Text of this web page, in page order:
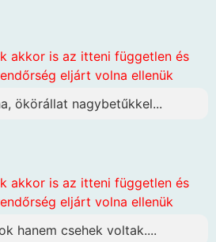
akkor is az itteni független és
eljárt volna ellenük
ökörállat nagybetűkkel...
akkor is az itteni független és
eljárt volna ellenük
hanem csehek voltak....